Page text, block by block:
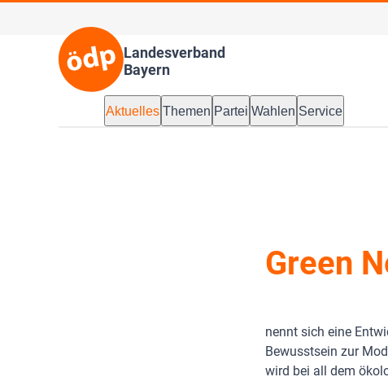
Landesverband
Bayern
Aktuelles Themen Partei Wahlen Service
Green
nennt sich eine
Bewusstsein zur
wird bei all dem